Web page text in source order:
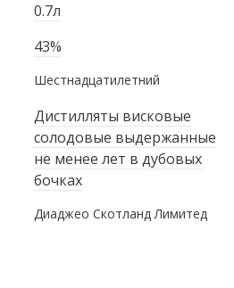
0.7л
43%
Шестнадцатилетний
Дистилляты висковые
солодовые выдержанные
не менее лет в дубовых
бочках
Диаджео Скотланд Лимитед